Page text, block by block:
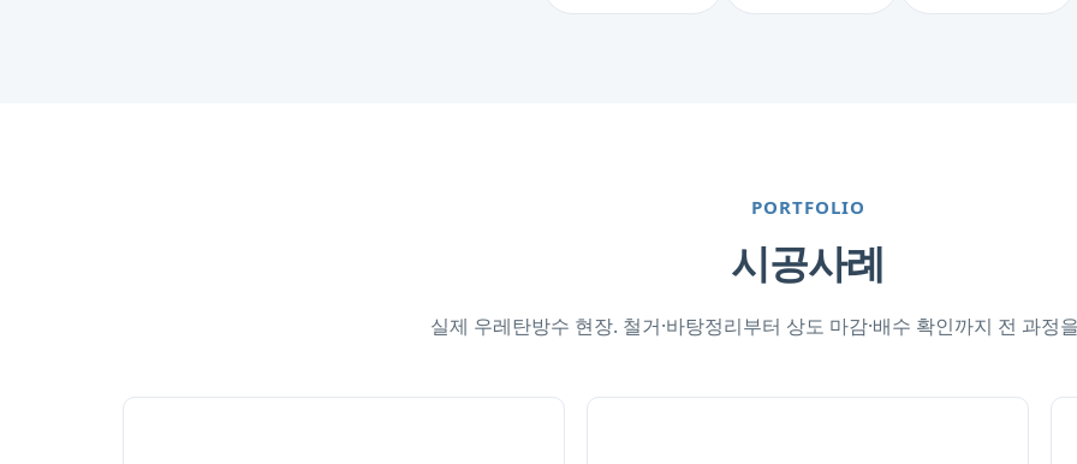
PORTFOLIO
시공사례
실제 우레탄방수 현장. 철거·바탕정리부터 상도 마감·배수 확인까지 전 과정